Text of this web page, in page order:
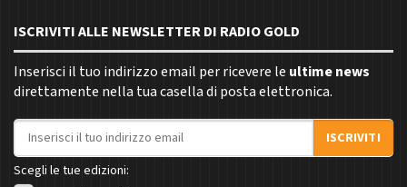
ISCRIVITI ALLE NEWSLETTER DI RADIO GOLD
Inserisci il tuo indirizzo email per ricevere le ultime news
direttamente nella tua casella di posta elettronica.
Indirizzo email
ISCRIVITI
Scegli le tue edizioni: